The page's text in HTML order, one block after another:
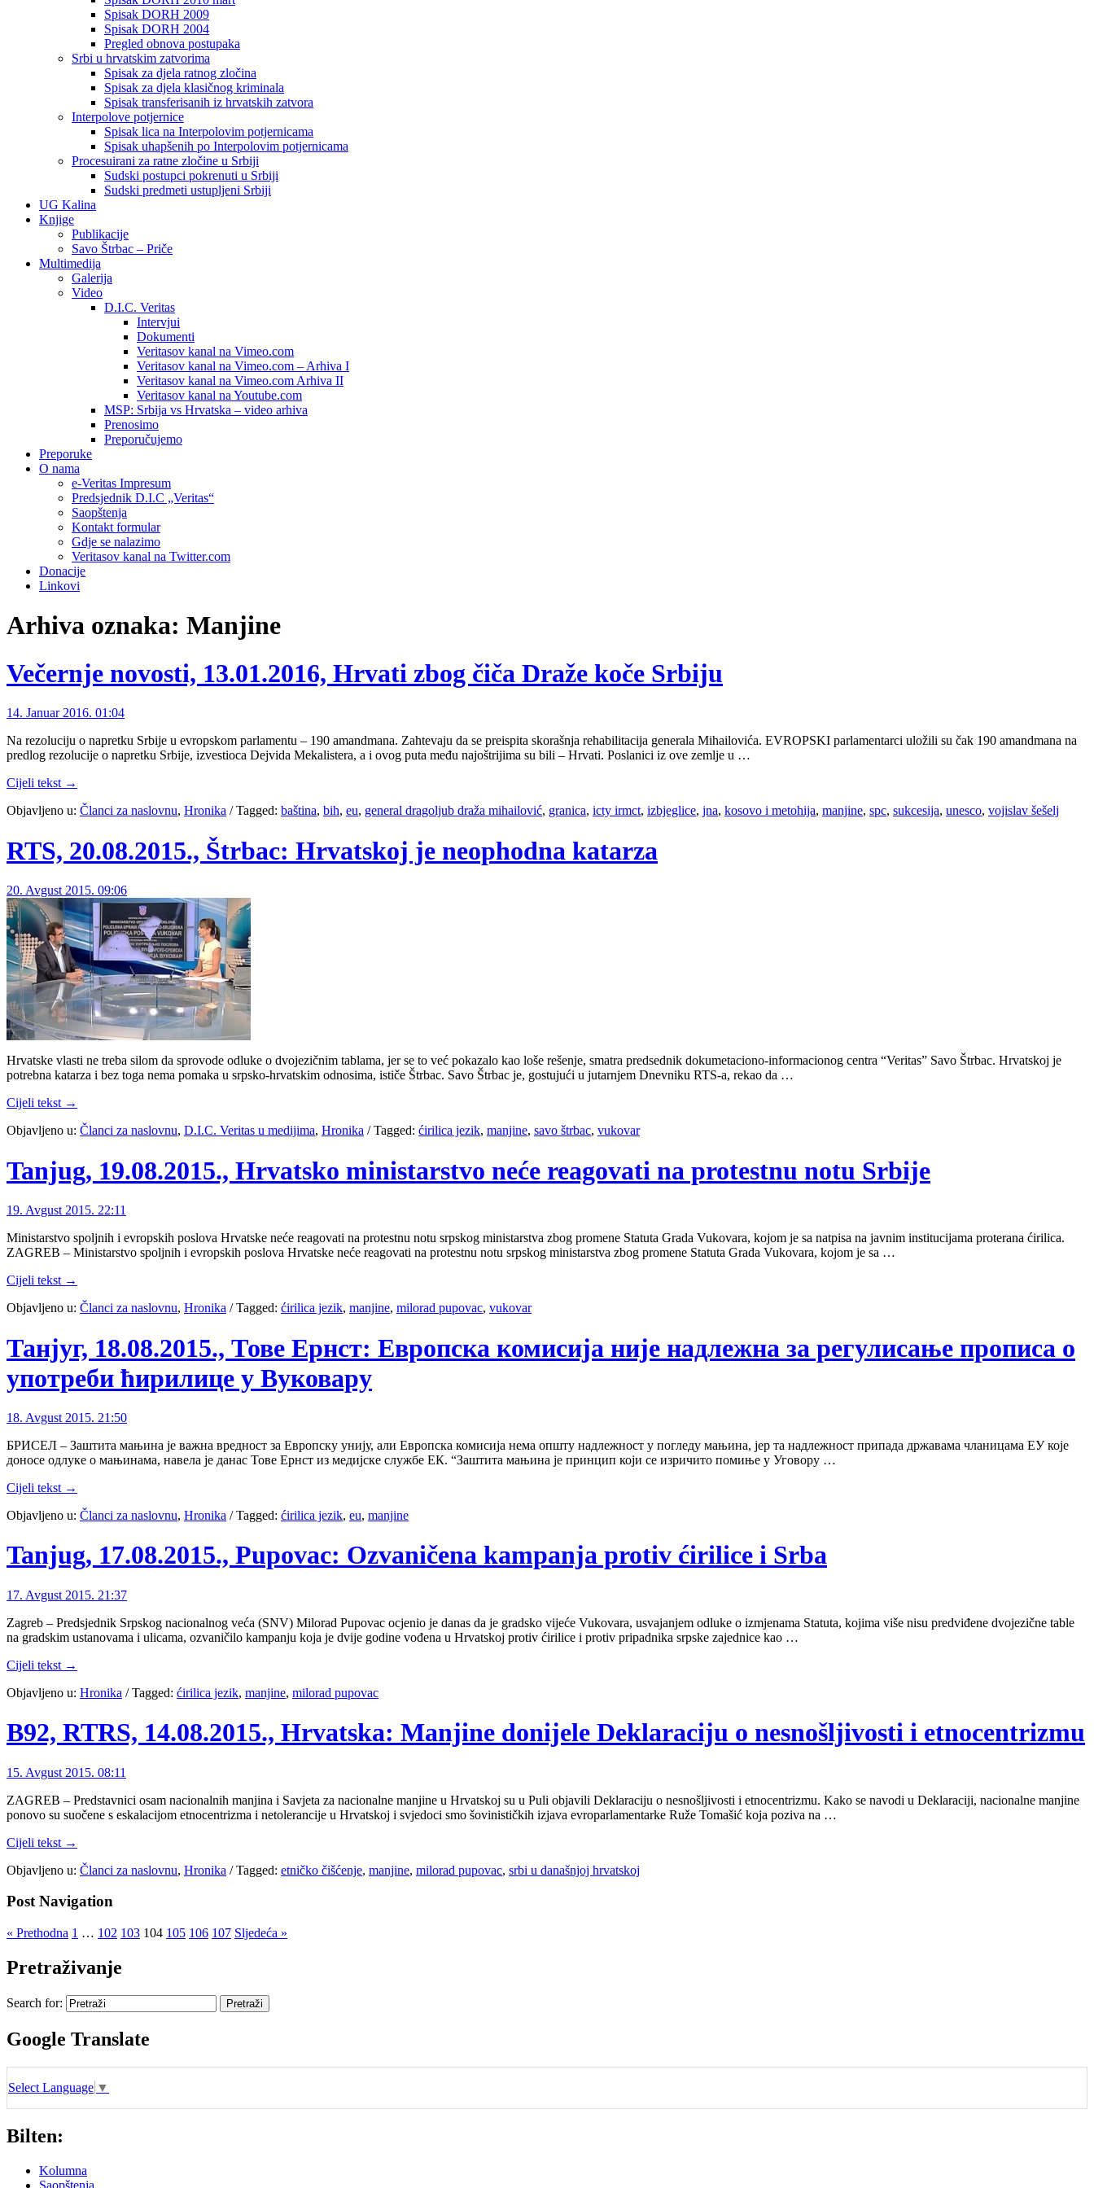
Spisak DORH 2009
Spisak DORH 2004
Pregled obnova postupaka
Srbi u hrvatskim zatvorima
Spisak za djela ratnog zločina
Spisak za djela klasičnog kriminala
Spisak transferisanih iz hrvatskih zatvora
Interpolove potjernice
Spisak lica na Interpolovim potjernicama
Spisak uhapšenih po Interpolovim potjernicama
Procesuirani za ratne zločine u Srbiji
Sudski postupci pokrenuti u Srbiji
Sudski predmeti ustupljeni Srbiji
UG Kalina
Knjige
Publikacije
Savo Štrbac – Priče
Multimedija
Galerija
Video
D.I.C. Veritas
Intervjui
Dokumenti
Veritasov kanal na Vimeo.com
Veritasov kanal na Vimeo.com – Arhiva I
Veritasov kanal na Vimeo.com Arhiva II
Veritasov kanal na Youtube.com
MSP: Srbija vs Hrvatska – video arhiva
Prenosimo
Preporučujemo
Preporuke
O nama
e-Veritas Impresum
Predsjednik D.I.C „Veritas“
Saopštenja
Kontakt formular
Gdje se nalazimo
Veritasov kanal na Twitter.com
Donacije
Linkovi
Arhiva oznaka: Manjine
Večernje novosti, 13.01.2016, Hrvati zbog čiča Draže koče Srbiju
14. Januar 2016. 01:04
Na rezoluciju o napretku Srbije u evropskom parlamentu – 190 amandmana. Zahtevaju da se preispita skorašnja rehabilitacija generala Mihailovića. EVROPSKI parlamentarci uložili su čak 190 amandmana na
predlog rezolucije o napretku Srbije, izvestioca Dejvida Mekalistera, a i ovog puta među najoštrijima su bili – Hrvati. Poslanici iz ove zemlje u …
Cijeli tekst →
Objavljeno u: Članci za naslovnu, Hronika /Tagged: baština, bih, eu, general dragoljub draža mihailović, granica, icty irmct, izbjeglice, jna, kosovo i metohija, manjine, spc, sukcesija, unesco, vojislav šešelj
RTS, 20.08.2015., Štrbac: Hrvatskoj je neophodna katarza
20. Avgust 2015. 09:06
Hrvatske vlasti ne treba silom da sprovode odluke o dvojezičnim tablama, jer se to već pokazalo kao loše rešenje, smatra predsednik dokumetaciono-informacionog centra “Veritas” Savo Štrbac. Hrvatskoj je
potrebna katarza i bez toga nema pomaka u srpsko-hrvatskim odnosima, ističe Štrbac. Savo Štrbac je, gostujući u jutarnjem Dnevniku RTS-a, rekao da …
Cijeli tekst →
Objavljeno u: Članci za naslovnu, D.I.C. Veritas u medijima, Hronika /Tagged: ćirilica jezik, manjine, savo štrbac, vukovar
Tanjug, 19.08.2015., Hrvatsko ministarstvo neće reagovati na protestnu notu Srbije
19. Avgust 2015. 22:11
Ministarstvo spoljnih i evropskih poslova Hrvatske neće reagovati na protestnu notu srpskog ministarstva zbog promene Statuta Grada Vukovara, kojom je sa natpisa na javnim institucijama proterana ćirilica.
ZAGREB – Ministarstvo spoljnih i evropskih poslova Hrvatske neće reagovati na protestnu notu srpskog ministarstva zbog promene Statuta Grada Vukovara, kojom je sa …
Cijeli tekst →
Objavljeno u: Članci za naslovnu, Hronika /Tagged: ćirilica jezik, manjine, milorad pupovac, vukovar
Танјуг, 18.08.2015., Тове Ернст: Европска комисија није надлежна за регулисање прописа о
употреби ћирилице у Вуковару
18. Avgust 2015. 21:50
БРИСЕЛ – Заштита мањина је важна вредност за Европску унију, али Европска комисија нема општу надлежност у погледу мањина, јер та надлежност припада државама чланицама ЕУ које
доносе одлуке о мањинама, навела је данас Тове Ернст из медијске службе ЕК. “Заштита мањина је принцип који се изричито помиње у Уговору …
Cijeli tekst →
Objavljeno u: Članci za naslovnu, Hronika /Tagged: ćirilica jezik, eu, manjine
Tanjug, 17.08.2015., Pupovac: Ozvaničena kampanja protiv ćirilice i Srba
17. Avgust 2015. 21:37
Zagreb – Predsjednik Srpskog nacionalnog veća (SNV) Milorad Pupovac ocjenio je danas da je gradsko vijeće Vukovara, usvajanjem odluke o izmjenama Statuta, kojima više nisu predviđene dvojezične table
na gradskim ustanovama i ulicama, ozvaničilo kampanju koja je dvije godine vođena u Hrvatskoj protiv ćirilice i protiv pripadnika srpske zajednice kao …
Cijeli tekst →
Objavljeno u: Hronika /Tagged: ćirilica jezik, manjine, milorad pupovac
B92, RTRS, 14.08.2015., Hrvatska: Manjine donijele Deklaraciju o nesnošljivosti i etnocentrizmu
15. Avgust 2015. 08:11
ZAGREB – Predstavnici osam nacionalnih manjina i Savjeta za nacionalne manjine u Hrvatskoj su u Puli objavili Deklaraciju o nesnošljivosti i etnocentrizmu. Kako se navodi u Deklaraciji, nacionalne manjine
ponovo su suočene s eskalacijom etnocentrizma i netolerancije u Hrvatskoj i svjedoci smo šovinističkih izjava evroparlamentarke Ruže Tomašić koja poziva na …
Cijeli tekst →
Objavljeno u: Članci za naslovnu, Hronika /Tagged: etničko čišćenje, manjine, milorad pupovac, srbi u današnjoj hrvatskoj
Post Navigation
« Prethodna 1 … 102 103 104 105 106 107 Sljedeća »
Pretraživanje
Search for:
Google Translate
Select Language ▼
Bilten:
Kolumna
Saopštenja